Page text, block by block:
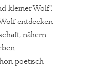
kleiner Wolf“.
entdecken
nähern
poetisch